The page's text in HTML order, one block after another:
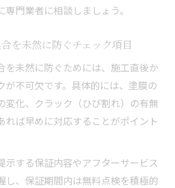
専門業者に相談しましょう。
を未然に防ぐチェック項目
を未然に防ぐためには、施工直後か
が不可欠です。具体的には、塗膜の
変化、クラック（ひび割れ）の有無
れば早めに対応することがポイント
示する保証内容やアフターサービス
し、保証期間内は無料点検を積極的